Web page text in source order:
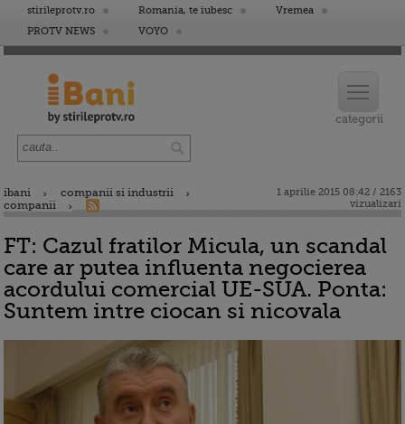
stirileprotv.ro Romania, te iubesc
Vremea
PROTV NEWS
VOYO
ibani
companii si industrii
companii
1 aprilie 2015 08:42 / 2163
vizualizari
FT: Cazul fratilor Micula, un scandal
care ar putea influenta negocierea
acordului comercial UE-SUA. Ponta:
Suntem intre ciocan si nicovala